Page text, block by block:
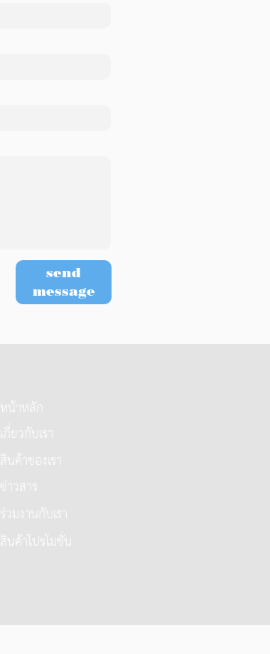
send
message
หน้าหลัก
เกี่ยวกับเรา
สินค้าของเรา
ข่าวสาร
ร่วมงานกับเรา
สินค้าโปรโมชั่น